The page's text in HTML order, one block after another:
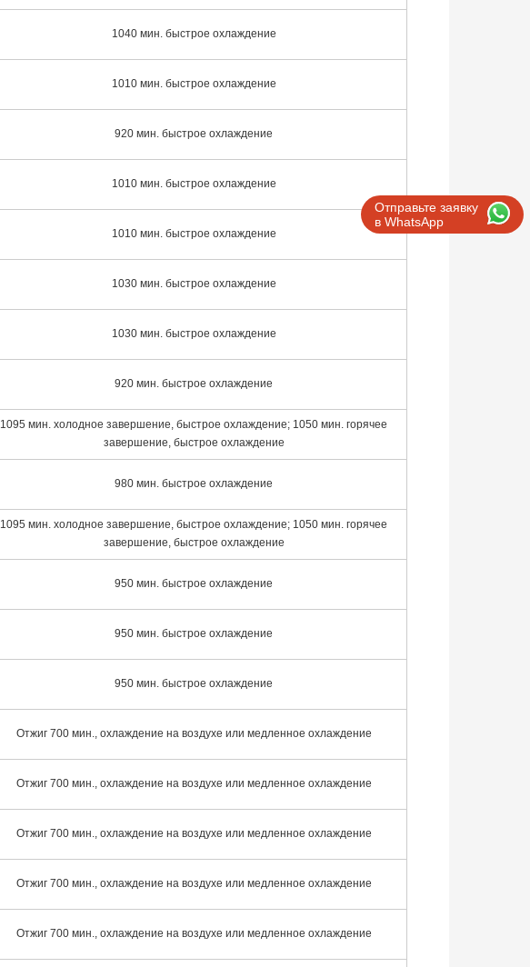
Отправьте заявку
в WhatsApp
1040 мин. быстрое охлаждение
1010 мин. быстрое охлаждение
920 мин. быстрое охлаждение
1010 мин. быстрое охлаждение
1010 мин. быстрое охлаждение
1030 мин. быстрое охлаждение
1030 мин. быстрое охлаждение
920 мин. быстрое охлаждение
1095 мин. холодное завершение, быстрое охлаждение; 1050 мин. горячее
завершение, быстрое охлаждение
980 мин. быстрое охлаждение
1095 мин. холодное завершение, быстрое охлаждение; 1050 мин. горячее
завершение, быстрое охлаждение
950 мин. быстрое охлаждение
950 мин. быстрое охлаждение
950 мин. быстрое охлаждение
Отжиг 700 мин., охлаждение на воздухе или медленное охлаждение
Отжиг 700 мин., охлаждение на воздухе или медленное охлаждение
Отжиг 700 мин., охлаждение на воздухе или медленное охлаждение
Отжиг 700 мин., охлаждение на воздухе или медленное охлаждение
Отжиг 700 мин., охлаждение на воздухе или медленное охлаждение